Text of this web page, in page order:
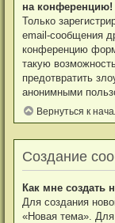
на конференцию!
Только
email-сообщения
конференцию
такую
предотвратить
анонимными
Вернуться к
Создание
Как мне создать
Для создания
«Новая тема».